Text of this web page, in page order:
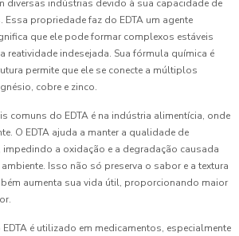
diversas indústrias devido à sua capacidade de
propriedade faz do EDTA um agente
que ele pode formar complexos estáveis
reatividade indesejada. Sua fórmula química é
permite que ele se conecte a múltiplos
cobre e zinco.
comuns do EDTA é na indústria alimentícia, onde
O EDTA ajuda a manter a qualidade de
a oxidação e a degradação causada
Isso não só preserva o sabor e a textura
aumenta sua vida útil, proporcionando maior
é utilizado em medicamentos, especialmente